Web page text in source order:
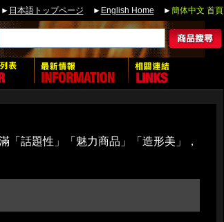
► 日本語トップページ ► English Home ►簡体中文 首頁
「話題性」「魅力商品」「造形美」，